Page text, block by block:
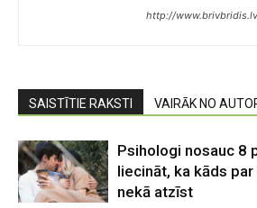
http://www.brivbridis.lv
SAISTĪTIE RAKSTI VAIRĀK NO
Psihologi nosauc 8
liecināt, ka kāds
nekā atzīst